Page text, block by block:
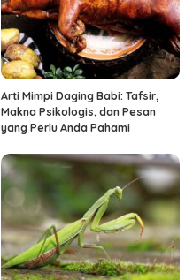
Arti Mimpi Daging Babi: Tafsir,
Makna Psikologis, dan Pesan
yang Perlu Anda Pahami